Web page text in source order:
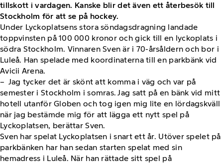
tillskott i vardagen. Kanske blir det även ett återbesök till
Stockholm för att se på hockey.
Under Lyckoplatsens stora söndagsdragning landade
toppvinsten på 100 000 kronor och gick till en lyckoplats i
södra Stockholm. Vinnaren Sven är i 70-årsåldern och bor i
Luleå. Han spelade med koordinaterna till en parkbänk vid
Avicii Arena.
– Jag tycker det är skönt att komma i väg och var på
semester i Stockholm i somras. Jag satt på en bänk vid mitt
hotell utanför Globen och tog igen mig lite en lördagskväll
när jag bestämde mig för att lägga ett nytt spel på
Lyckoplatsen, berättar Sven.
Sven har spelat Lyckoplatsen i snart ett år. Utöver spelet på
parkbänken har han sedan starten spelat med sin
hemadress i Luleå. När han rättade sitt spel på